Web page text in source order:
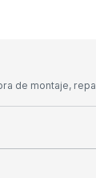
de montaje,